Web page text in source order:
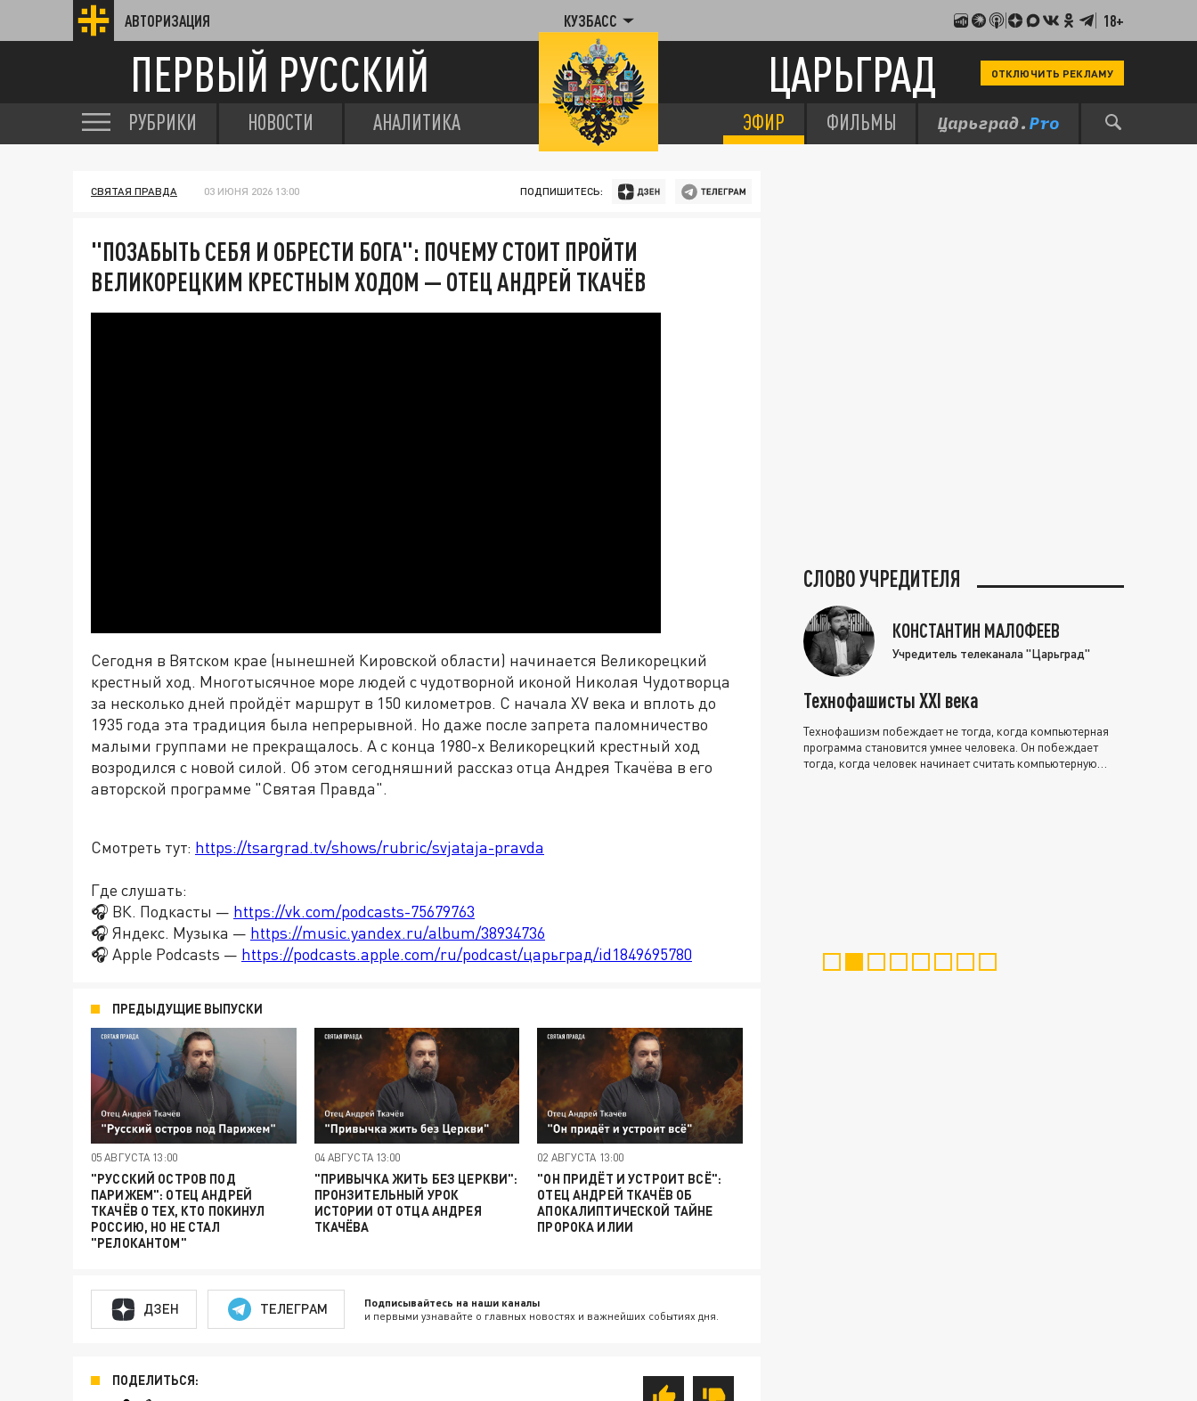
АВТОРИЗАЦИЯ КУЗБАСС 18+
ПЕРВЫЙ РУССКИЙ ЦАРЬГРАД ОТКЛЮЧИТЬ РЕКЛАМУ
РУБРИКИ НОВОСТИ АНАЛИТИКА ЭФИР ФИЛЬМЫ
СВЯТАЯ ПРАВДА 03 ИЮНЯ 2026 13:00 ПОДПИШИТЕСЬ:
"ПОЗАБЫТЬ СЕБЯ И ОБРЕСТИ БОГА": ПОЧЕМУ СТОИТ ПРОЙТИ
ВЕЛИКОРЕЦКИМ КРЕСТНЫМ ХОДОМ — ОТЕЦ АНДРЕЙ ТКАЧЁВ
Сегодня в Вятском крае (нынешней Кировской области) начинается Великорецкий
крестный ход. Многотысячное море людей с чудотворной иконой Николая Чудотворца
за несколько дней пройдёт маршрут в 150 километров. С начала XV века и вплоть до
1935 года эта традиция была непрерывной. Но даже после запрета паломничество
малыми группами не прекращалось. А с конца 1980-х Великорецкий крестный ход
возродился с новой силой. Об этом сегодняшний рассказ отца Андрея Ткачёва в его
авторской программе "Святая Правда".
Смотреть тут: https://tsargrad.tv/shows/rubric/svjataja-pravda
Где слушать:
🎧 ВК. Подкасты — https://vk.com/podcasts-75679763
🎧 Яндекс. Музыка — https://music.yandex.ru/album/38934736
🎧 Apple Podcasts — https://podcasts.apple.com/ru/podcast/царьград/id1849695780
ПРЕДЫДУЩИЕ ВЫПУСКИ
05 АВГУСТА 13:00
"РУССКИЙ ОСТРОВ ПОД
ПАРИЖЕМ": ОТЕЦ АНДРЕЙ
ТКАЧЁВ О ТЕХ, КТО ПОКИНУЛ
РОССИЮ, НО НЕ СТАЛ
"РЕЛОКАНТОМ"
04 АВГУСТА 13:00
"ПРИВЫЧКА ЖИТЬ БЕЗ ЦЕРКВИ":
ПРОНЗИТЕЛЬНЫЙ УРОК
ИСТОРИИ ОТ ОТЦА АНДРЕЯ
ТКАЧЁВА
02 АВГУСТА 13:00
"ОН ПРИДЁТ И УСТРОИТ ВСЁ":
ОТЕЦ АНДРЕЙ ТКАЧЁВ ОБ
АПОКАЛИПТИЧЕСКОЙ ТАЙНЕ
ПРОРОКА ИЛИИ
ДЗЕН ТЕЛЕГРАМ Подписывайтесь на наши каналы
и первыми узнавайте о главных новостях и важнейших событиях дня.
ПОДЕЛИТЬСЯ:
СЛОВО УЧРЕДИТЕЛЯ
КОНСТАНТИН МАЛОФЕЕВ
Учредитель телеканала "Царьград"
Технофашисты XXI века
Технофашизм побеждает не тогда, когда компьютерная
программа становится умнее человека. Он побеждает
тогда, когда человек начинает считать компьютерную